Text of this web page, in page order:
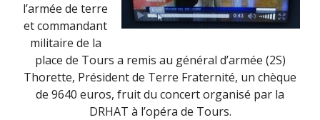
l’armée de terre
et commandant
militaire de la
place de Tours a remis au général d’armée (2S)
Thorette, Président de Terre Fraternité, un chèque
de 9640 euros, fruit du concert organisé par la
DRHAT à l’opéra de Tours.